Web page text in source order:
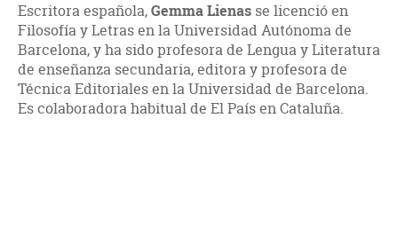
Escritora española,Gemma Lienas se licenció en
Filosofía y Letras en la Universidad Autónoma de
Barcelona, y ha sido profesora de Lengua y Literatura
de enseñanza secundaria, editora y profesora de
Técnica Editoriales en la Universidad de Barcelona.
Es colaboradora habitual de El País en Cataluña.